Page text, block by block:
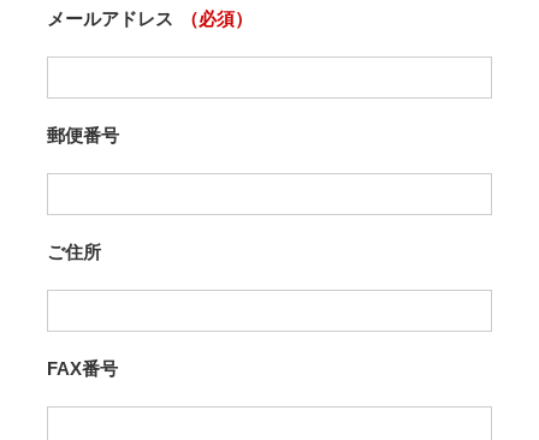
メールアドレス （必須）
郵便番号
ご住所
FAX番号